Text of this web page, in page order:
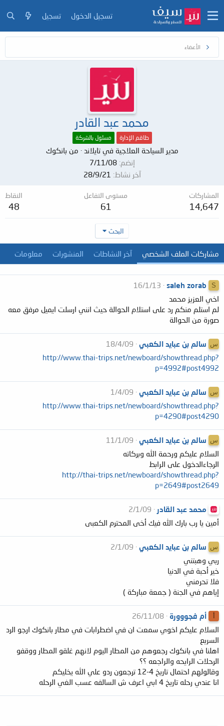
تسجيل الدخول تسجيل
الأعضاء
محمد عبد القادر
طاقم الإدارة مسئول بالشركة
مدير السياحة العلاجية في تايلاند · من بانكوك
إنضم 7/11/08
آخر نشاط 28/9/21
المشاركات
14,647
مستوى التفاعل
61
النقاط
48
البحث
مشاركات الملف الشخصي آخر النشاطات المنشورات معلومات
S
saleh zorab
16/1/13
اخي العزيز محمد
لم استلم منكم رد على استلام الحوالة حيث انني ارسلت ايميل مرفق معه
صورة من الحوالة
س سالم بن عبايد الكعبي
18/4/09
http://www.thai-trips.net/newboard/showthread.php?
p=4992#post4992
س سالم بن عبايد الكعبي
1/4/09
http://www.thai-trips.net/newboard/showthread.php?
p=4290#post4290
س سالم بن عبايد الكعبي
11/1/09
السلام عليكم ورحمة الله وبركاته
الرجاءالدخول على الرابط
http://thai-trips.net/newboard/showthread.php?
p=2649#post2649
محمد عبد القادر
2/1/09
أمين يا رب بارك الله فيك أخى المحترم الكعبى
س سالم بن عبايد الكعبي
2/1/09
ربي وهبتني
خير أحبة في الدنيا
فلا تحرمني
إياهم في الجنة ( جمعة مباركة )
أ أم فجووورة
26/11/08
السلام عليكم اخوي سمعت ان في اضطرابات في مطار بانكوك ارجو الرد
السريع
اهلنا في بانكوك رجعوهم من المطار اليوم لانهم غلقو المطار ووقفو
الرحلات الرايحه والراجعه ؟؟
وقالولهم احتمال تاريخ 4-12 ترجعون ردو علي الله يخليكم
انا عندي رحله تاريخ 4 ابي اعرف ش السالفه عسب الغي الرحله